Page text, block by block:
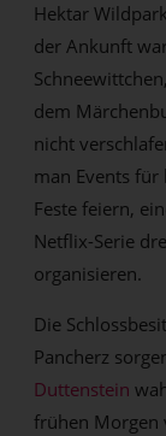
Hektar
der Ankunft
dem
nicht
man Events für
Feste feiern,
Netflix-Serie
organisieren.
Die
Pancherz
Duttenstein
frühen Morgen